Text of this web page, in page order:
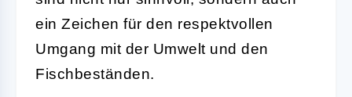
ein Zeichen für den respektvollen
Umgang mit der Umwelt und den
Fischbeständen.